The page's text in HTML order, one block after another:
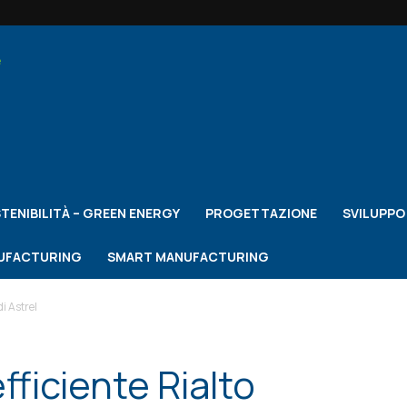
– GREEN ENERGY PROGETTAZIONE
SMART MANUFACTURING
Astrel
Rialto